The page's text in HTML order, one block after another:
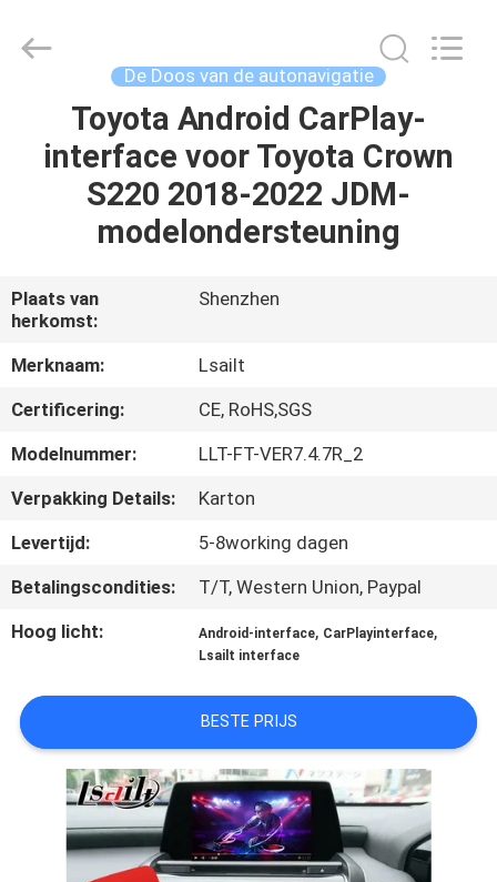
PRODUCTEN
ONGEVEER
ONS
FABRIEKSREIS
KWALITEITSCONTROLE
CONTACTEER
ONS
NIEUWS
GEVALLEN
SITEMAP
Automobile
Electron
De Doos van de autonavigatie
Toyota Android CarPlay-
interface voor Toyota Crown
S220 2018-2022 JDM-
modelondersteuning
Plaats van
herkomst:
Shenzhen
Merknaam:
Lsailt
Certificering:
CE, RoHS,SGS
Modelnummer:
LLT-FT-VER7.4.7R_2
Verpakking Details:
Karton
Levertijd:
5-8working dagen
Betalingscondities:
T/T, Western Union, Paypal
Hoog licht:
Android-interface, CarPlayinterface,
Lsailt interface
BESTE PRIJS